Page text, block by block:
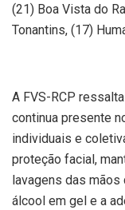
(21) Boa Vista do
Tonantins, (17)
A FVS-RCP
continua presente
individuais e
proteção facial,
lavagens das mãos
álcool em gel e a